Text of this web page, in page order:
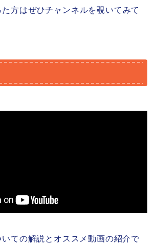
方はぜひチャンネルを覗いてみて
ての解説とオススメ動画の紹介で